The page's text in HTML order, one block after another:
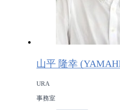
山平 隆幸
URA
事務室